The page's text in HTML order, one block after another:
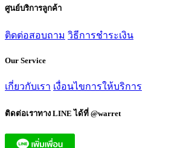
ศูนย์บริการลูกค้า
ติดต่อสอบถาม วิธีการชำระเงิน
Our Service
เกี่ยวกับเรา เงื่อนไขการให้บริการ
ติดต่อเราทาง LINE ได้ที่ @warret